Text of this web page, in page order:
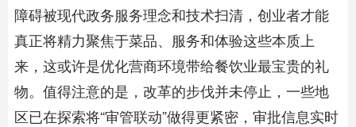
障碍被现代政务服务理念和技术扫清，创业者才能
真正将精力聚焦于菜品、服务和体验这些本质上
来，这或许是优化营商环境带给餐饮业最宝贵的礼
物。值得注意的是，改革的步伐并未停止，一些地
区已在探索将“审管联动”做得更紧密，审批信息实时